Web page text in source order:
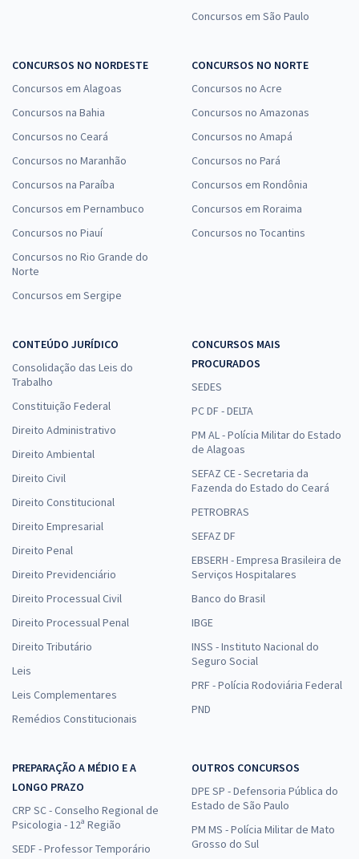
Concursos em São Paulo
CONCURSOS NO NORDESTE
Concursos em Alagoas
Concursos na Bahia
Concursos no Ceará
Concursos no Maranhão
Concursos na Paraíba
Concursos em Pernambuco
Concursos no Piauí
Concursos no Rio Grande do
Norte
Concursos em Sergipe
CONCURSOS NO NORTE
Concursos no Acre
Concursos no Amazonas
Concursos no Amapá
Concursos no Pará
Concursos em Rondônia
Concursos em Roraima
Concursos no Tocantins
CONTEÚDO JURÍDICO
Consolidação das Leis do
Trabalho
Constituição Federal
Direito Administrativo
Direito Ambiental
Direito Civil
Direito Constitucional
Direito Empresarial
Direito Penal
Direito Previdenciário
Direito Processual Civil
Direito Processual Penal
Direito Tributário
Leis
Leis Complementares
Remédios Constitucionais
CONCURSOS MAIS
PROCURADOS
SEDES
PC DF - DELTA
PM AL - Polícia Militar do Estado
de Alagoas
SEFAZ CE - Secretaria da
Fazenda do Estado do Ceará
PETROBRAS
SEFAZ DF
EBSERH - Empresa Brasileira de
Serviços Hospitalares
Banco do Brasil
IBGE
INSS - Instituto Nacional do
Seguro Social
PRF - Polícia Rodoviária Federal
PND
PREPARAÇÃO A MÉDIO E A
LONGO PRAZO
CRP SC - Conselho Regional de
Psicologia - 12ª Região
SEDF - Professor Temporário
OUTROS CONCURSOS
DPE SP - Defensoria Pública do
Estado de São Paulo
PM MS - Polícia Militar de Mato
Grosso do Sul